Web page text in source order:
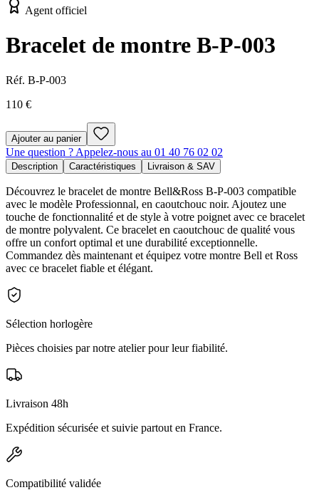
Agent officiel
Bracelet de montre B-P-003
Réf. B-P-003
110 €
Ajouter au panier
Une question ? Appelez-nous au 01 40 76 02 02
Description Caractéristiques Livraison & SAV
Découvrez le bracelet de montre Bell&Ross B-P-003 compatible
avec le modèle Professionnal, en caoutchouc noir. Ajoutez une
touche de fonctionnalité et de style à votre poignet avec ce bracelet
de montre polyvalent. Ce bracelet en caoutchouc de qualité vous
offre un confort optimal et une durabilité exceptionnelle.
Commandez dès maintenant et équipez votre montre Bell et Ross
avec ce bracelet fiable et élégant.
Sélection horlogère
Pièces choisies par notre atelier pour leur fiabilité.
Livraison 48h
Expédition sécurisée et suivie partout en France.
Compatibilité validée